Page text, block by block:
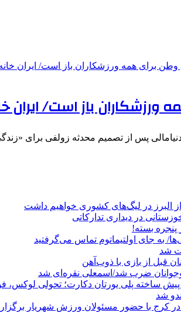
باز است/ ایران
پس از تصمیم محدثه زولفی برای
البرز در لیگ‌های کشوری خواهیم داشت
در دیداری تدارکاتی
بسته!
به جای اولتیماتوم تماس می‌گرفتید
شد
قبل از بازی با ذوب‌آهن
ضرب شد/اسمعلی نقره‌ای شد
پیش ساخته پلی یورتان دکارت؛ تحولی
شد
در کرج با حضور مسئولان ورزش شهریار